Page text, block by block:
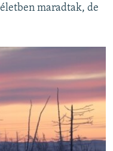
maradtak, de